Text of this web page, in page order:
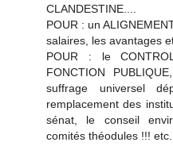
CLANDESTINE....
POUR : un
salaires, les avantages
POUR : le
FONCTION
suffrage universel
remplacement des
sénat, le conseil
comités théodules !!!